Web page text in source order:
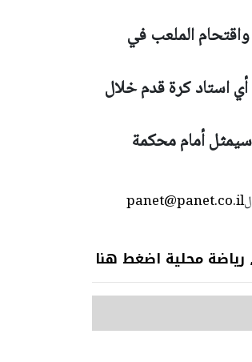
الملعب في
استاد كرة قدم خلال
أمام محكمة
panet@panet.co.il